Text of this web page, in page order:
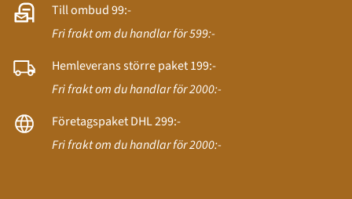
Till ombud 99:-
Fri frakt om du handlar för 599:-
Hemleverans större paket 199:-
Fri frakt om du handlar för 2000:-
Företagspaket DHL 299:-
Fri frakt om du handlar för 2000:-